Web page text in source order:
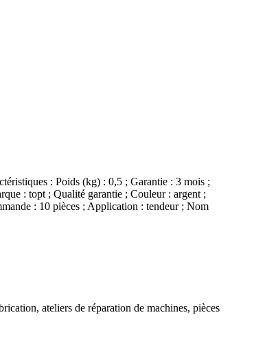
: Poids (kg) : 0,5 ; Garantie : 3 mois ;
: topt ; Qualité garantie ; Couleur : argent ;
: 10 pièces ; Application : tendeur ; Nom
ateliers de réparation de machines, pièces